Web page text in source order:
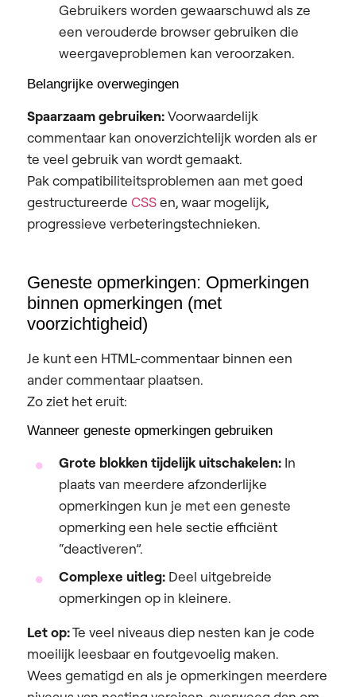
Gebruikers worden gewaarschuwd als ze
een verouderde browser gebruiken die
weergaveproblemen kan veroorzaken.
Belangrijke overwegingen
Spaarzaam gebruiken:Voorwaardelijk
commentaar kan onoverzichtelijk worden als er
te veel gebruik van wordt gemaakt.
Pak compatibiliteitsproblemen aan met goed
gestructureerde CSSen, waar mogelijk,
progressieve verbeteringstechnieken.
Geneste opmerkingen: Opmerkingen
binnen opmerkingen (met
voorzichtigheid)
Je kunt een HTML-commentaar binnen een
ander commentaar plaatsen.
Zo ziet het eruit:
Wanneer geneste opmerkingen gebruiken
Grote blokken tijdelijk uitschakelen: In
plaats van meerdere afzonderlijke
opmerkingen kun je met een geneste
opmerking een hele sectie efficiënt
“deactiveren”.
Complexe uitleg: Deel uitgebreide
opmerkingen op in kleinere.
Let op:Te veel niveaus diep nesten kan je code
moeilijk leesbaar en foutgevoelig maken.
Wees gematigd en als je opmerkingen meerdere